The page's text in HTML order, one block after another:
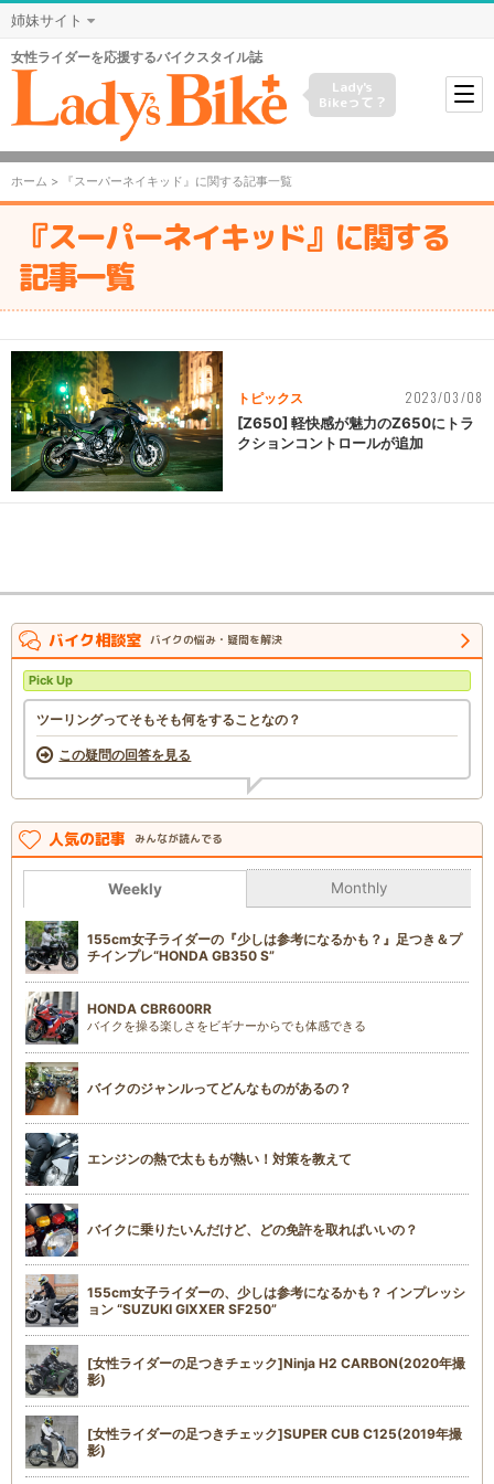
姉妹サイト
女性ライダーを応援するバイクスタイル誌
Lady's
Bikeって？
ホーム > 『スーパーネイキッド』に関する記事一覧
『スーパーネイキッド』に関する
記事一覧
トピックス 2023/03/08
[Z650] 軽快感が魅力のZ650にトラ
クションコントロールが追加
バイク相談室 バイクの悩み・疑問を解決
Pick Up
ツーリングってそもそも何をすることなの？
この疑問の回答を見る
人気の記事 みんなが読んでる
Weekly Monthly
155cm女子ライダーの『少しは参考になるかも？』足つき＆プ
チインプレ“HONDA GB350 S”
HONDA CBR600RR
バイクを操る楽しさをビギナーからでも体感できる
バイクのジャンルってどんなものがあるの？
エンジンの熱で太ももが熱い！対策を教えて
バイクに乗りたいんだけど、どの免許を取ればいいの？
155cm女子ライダーの、少しは参考になるかも？ インプレッシ
ョン “SUZUKI GIXXER SF250”
[女性ライダーの足つきチェック]Ninja H2 CARBON(2020年撮
影)
[女性ライダーの足つきチェック]SUPER CUB C125(2019年撮
影)